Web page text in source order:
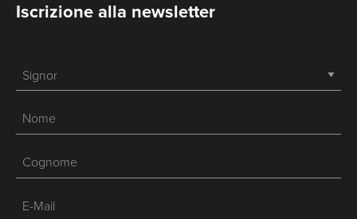
Iscrizione alla newsletter